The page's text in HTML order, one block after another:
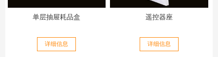
单层抽屉耗品盒
详细信息
遥控器座
详细信息